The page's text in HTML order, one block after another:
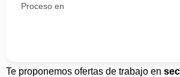
Proceso en
Te proponemos ofertas de trabajo en